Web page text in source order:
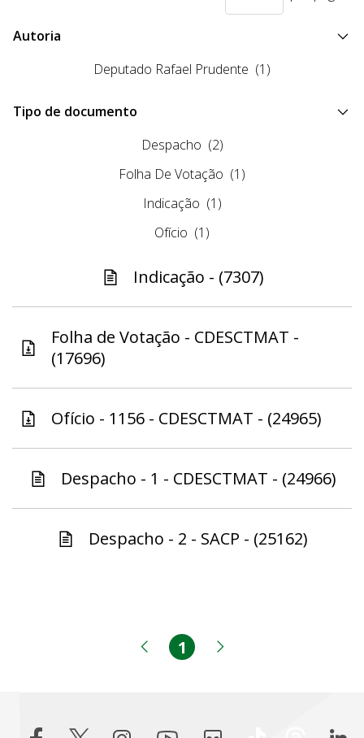
Autoria
Deputado Rafael Prudente (1)
Tipo de documento
Despacho (2)
Folha De Votação (1)
Indicação (1)
Ofício (1)
Indicação - (7307)
Folha de Votação - CDESCTMAT -
(17696)
Ofício - 1156 - CDESCTMAT - (24965)
Despacho - 1 - CDESCTMAT - (24966)
Despacho - 2 - SACP - (25162)
Página anterior
Página
1